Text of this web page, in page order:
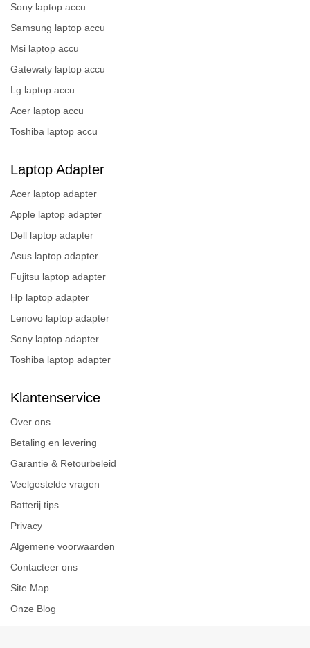
Sony laptop accu
Samsung laptop accu
Msi laptop accu
Gatewaty laptop accu
Lg laptop accu
Acer laptop accu
Toshiba laptop accu
Laptop Adapter
Acer laptop adapter
Apple laptop adapter
Dell laptop adapter
Asus laptop adapter
Fujitsu laptop adapter
Hp laptop adapter
Lenovo laptop adapter
Sony laptop adapter
Toshiba laptop adapter
Klantenservice
Over ons
Betaling en levering
Garantie & Retourbeleid
Veelgestelde vragen
Batterij tips
Privacy
Algemene voorwaarden
Contacteer ons
Site Map
Onze Blog